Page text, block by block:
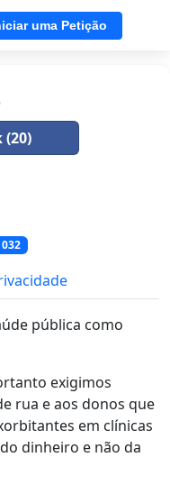
uma Petição
pública como
exigimos
rua e aos donos que
em clínicas
dinheiro e não da